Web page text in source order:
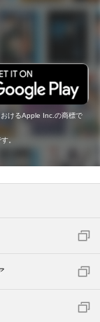
けるApple Inc.の商標で
。